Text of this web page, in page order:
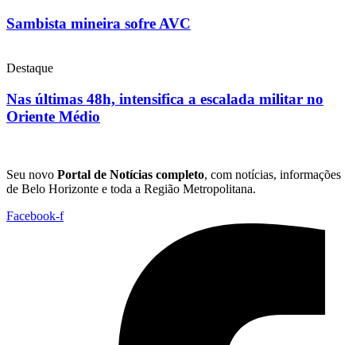
Sambista mineira sofre AVC
Destaque
Nas últimas 48h, intensifica a escalada militar no
Oriente Médio
Seu novo Portal de Notícias completo, com notícias, informações
de Belo Horizonte e toda a Região Metropolitana.
Facebook-f